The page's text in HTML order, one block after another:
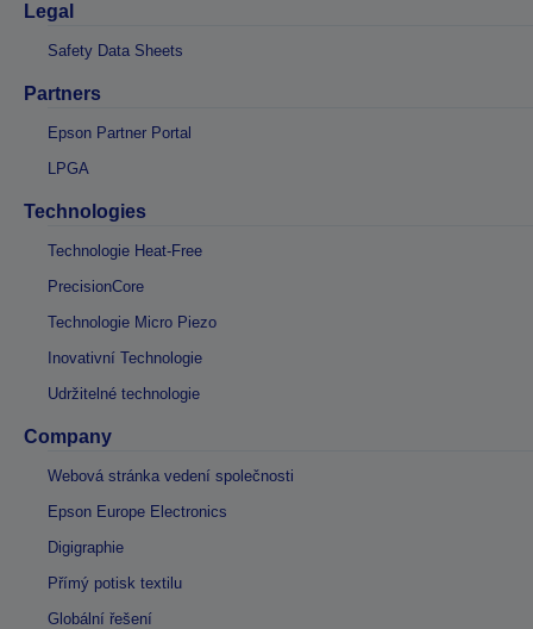
Legal
Safety Data Sheets
Partners
Epson Partner Portal
LPGA
Technologies
Technologie Heat-Free
PrecisionCore
Technologie Micro Piezo
Inovativní Technologie
Udržitelné technologie
Company
Webová stránka vedení společnosti
Epson Europe Electronics
Digigraphie
Přímý potisk textilu
Globální řešení